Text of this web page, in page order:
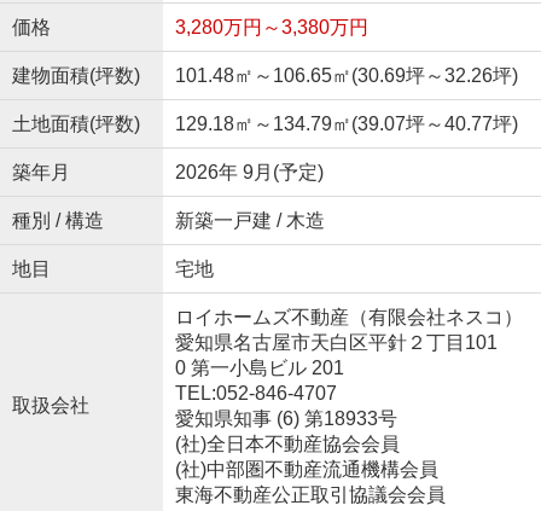
価格 3,280万円～3,380万円
建物面積(坪数) 101.48㎡～106.65㎡(30.69坪～32.26坪)
土地面積(坪数) 129.18㎡～134.79㎡(39.07坪～40.77坪)
築年月 2026年 9月(予定)
種別 / 構造 新築一戸建 / 木造
地目 宅地
取扱会社
ロイホームズ不動産（有限会社ネスコ）
愛知県名古屋市天白区平針２丁目101
0 第一小島ビル 201
TEL:052-846-4707
愛知県知事 (6) 第18933号
(社)全日本不動産協会会員
(社)中部圏不動産流通機構会員
東海不動産公正取引協議会会員